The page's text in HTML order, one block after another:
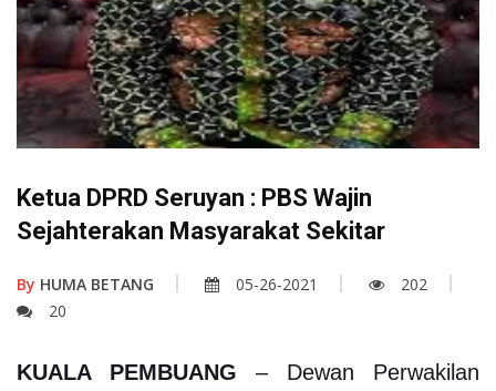
Ketua DPRD Seruyan : PBS Wajin
Sejahterakan Masyarakat Sekitar
By HUMA BETANG 05-26-2021
202
20
KUALA PEMBUANG – Dewan Perwakilan